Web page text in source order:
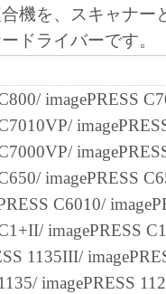
れていた場合でも
のライセンサー、
社、それらの販売代
フトウェア」、また
たは関連してお客様
についても、一切責
が、『同意』を示
たは「本ソフトウェ
下記(2)または(3)
機を、スキャナー
ドライバーです。
imagePRESS
imagePRESS
C6010/
imagePRESS
1135III/
imagePRESS